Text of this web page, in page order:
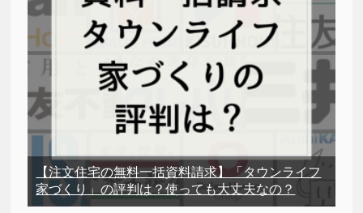
【注文住宅の無料一括資料請求】「タウンライフ
家づくり」の評判は？使っても大丈夫なの？